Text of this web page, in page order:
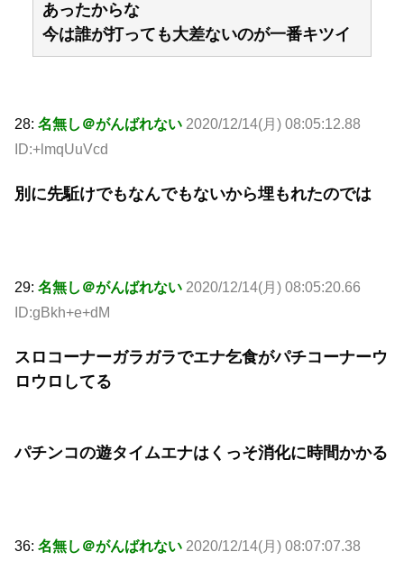
あったからな
今は誰が打っても大差ないのが一番キツイ
28: 名無し＠がんばれない 2020/12/14(月) 08:05:12.88
ID:+lmqUuVcd
別に先駈けでもなんでもないから埋もれたのでは
29: 名無し＠がんばれない 2020/12/14(月) 08:05:20.66
ID:gBkh+e+dM
スロコーナーガラガラでエナ乞食がパチコーナーウ
ロウロしてる
パチンコの遊タイムエナはくっそ消化に時間かかる
36: 名無し＠がんばれない 2020/12/14(月) 08:07:07.38